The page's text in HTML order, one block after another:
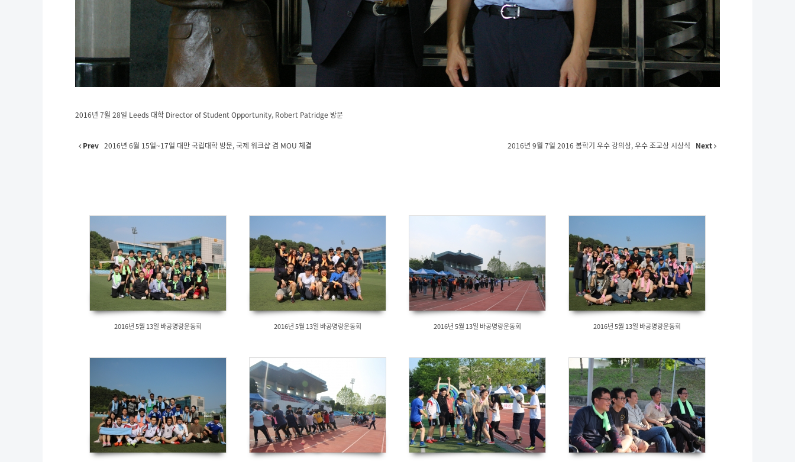
2016년 7월 28일 Leeds 대학 Director of Student Opportunity, Robert Patridge 방문
Prev 2016년 6월 15일~17일 대만 국립대학 방문, 국제 워크샵 겸 MOU 체결 2016년 9월 7일 2016 봄학기 우수 강의상, 우수 조교상 시상식 Next
2016년 5월 13일 바공명랑운동회 2016년 5월 13일 바공명랑운동회 2016년 5월 13일 바공명랑운동회 2016년 5월 13일 바공명랑운동회